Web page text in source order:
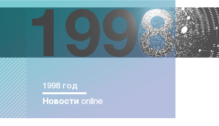
1998 год
Новости online